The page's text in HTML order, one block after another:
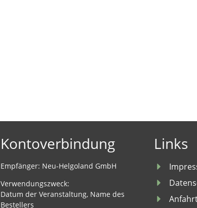
Kontoverbindung
Empfänger: Neu-Helgoland GmbH
Verwendungszweck:
Datum der Veranstaltung, Name des
Bestellers
Links